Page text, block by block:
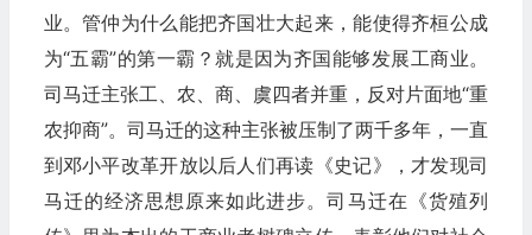
业。管仲为什么能把齐国壮大起来，能使得齐桓公成
为“五霸”的第一霸？就是因为齐国能够发展工商业。
司马迁主张工、农、商、虞四者并重，反对片面地“重
农抑商”。司马迁的这种主张被压制了两千多年，一直
到邓小平改革开放以后人们再读《史记》，才发现司
马迁的经济思想原来如此进步。司马迁在《货殖列